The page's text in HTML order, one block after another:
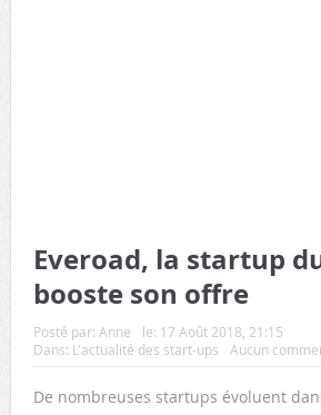
Everoad, la startup
booste son offre
Posté par: Anne le: 17 Août 2018, 21:15
Dans: L'actualité des start-ups Aucun
De nombreuses startups évoluent